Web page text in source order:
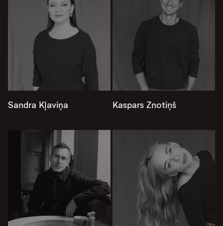
Sandra Kļaviņa Kaspars Znotiņš